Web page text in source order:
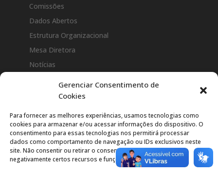
Gerenciar Consentimento de
Cookies
Para fornecer as melhores experiências, usamos tecnologias como
cookies para armazenar e/ou acessar informações do dispositivo. O
consentimento para essas tecnologias nos permitirá processar
dados como comportamento de navegação ou IDs exclusivos neste
site. Não consentir ou retirar o consentimento pode afetar
negativamente certos recursos e funções.
Comissões
Dados Abertos
Estrutura Organizacional
Mesa Diretora
Notícias
Perguntas Frequentes(FAQ)
Legislação
Atos da Presidência
Constituição Estadual